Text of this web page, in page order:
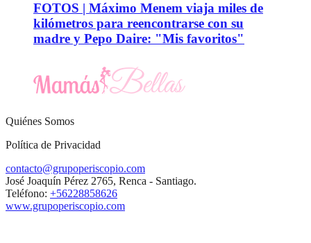
FOTOS | Máximo Menem viaja miles de
kilómetros para reencontrarse con su
madre y Pepo Daire: "Mis favoritos"
Quiénes Somos
Política de Privacidad
contacto@grupoperiscopio.com
José Joaquín Pérez 2765, Renca - Santiago.
Teléfono: +56228858626
www.grupoperiscopio.com